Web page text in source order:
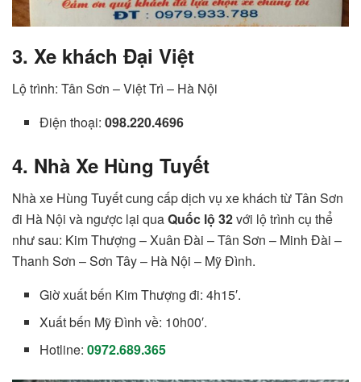
3. Xe khách Đại Việt
Lộ trình: Tân Sơn – Việt Trì – Hà Nội
Điện thoại:098.220.4696
4. Nhà Xe Hùng Tuyết
Nhà xe Hùng Tuyết cung cấp dịch vụ xe khách từ Tân Sơn
đi Hà Nội và ngược lại quaQuốc lộ 32với lộ trình cụ thể
như sau: Kim Thượng – Xuân Đài – Tân Sơn – Minh Đài –
Thanh Sơn – Sơn Tây – Hà Nội – Mỹ Đình.
Giờ xuất bến Kim Thượng đi: 4h15′.
Xuất bến Mỹ Đình về: 10h00′.
Hotline:0972.689.365